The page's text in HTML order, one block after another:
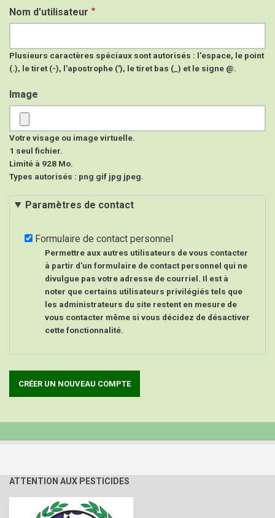
Nom d'utilisateur
Plusieurs caractères spéciaux sont autorisés : l'espace, le point
(.), le tiret (-), l'apostrophe ('), le tiret bas (_) et le signe @.
Image
Votre visage ou image virtuelle.
1 seul fichier.
Limité à 928 Mo.
Types autorisés : png gif jpg jpeg.
Paramètres de contact
Formulaire de contact personnel
Permettre aux autres utilisateurs de vous contacter
à partir d'un formulaire de contact personnel qui ne
divulgue pas votre adresse de courriel. Il est à
noter que certains utilisateurs privilégiés tels que
les administrateurs du site restent en mesure de
vous contacter même si vous décidez de désactiver
cette fonctionnalité.
ATTENTION AUX PESTICIDES